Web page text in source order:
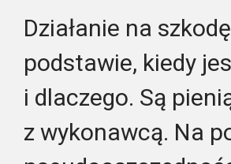
Działanie na
podstawie, kiedy
i dlaczego. Są
z wykonawcą. Na